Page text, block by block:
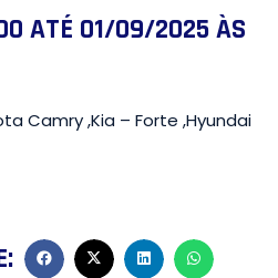
ATÉ 01/09/2025 ÀS
Camry ,Kia – Forte ,Hyundai